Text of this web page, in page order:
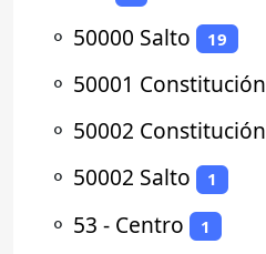
⚬ 50000 Salto 19
⚬ 50001 Constitución
⚬ 50002 Constitución
⚬ 50002 Salto 1
⚬ 53 - Centro 1